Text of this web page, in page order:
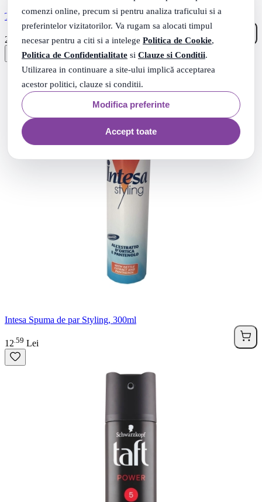
comenzi online, precum si pentru analiza traficului si a
preferintelor vizitatorilor. Va rugam sa alocati timpul
necesar pentru a citi si a intelege Politica de Cookie,
Politica de Confidentialitate si Clauze si Conditii.
Utilizarea in continuare a site-ului implică acceptarea
acestor politici, clauze si conditii.
Modifica preferinte
Accept toate
TAFT BLOW-DRY SPRAY 150ML VOLUM 5
20 Lei
Intesa Spuma de par Styling, 300ml
12 59 Lei